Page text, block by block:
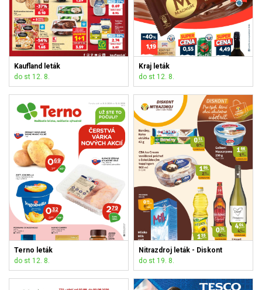
Kaufland leták
do st 12. 8.
Kraj leták
do st 12. 8.
Terno leták
do st 12. 8.
Nitrazdroj leták - Diskont
do st 19. 8.